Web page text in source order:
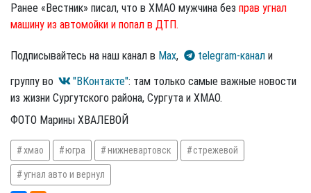
Ранее «Вестник» писал, что в ХМАО мужчина без прав угнал
машину из автомойки и попал в ДТП.
Подписывайтесь на наш канал в Max, telegram-канал и
группу во
"ВКонтакте": там только самые важные новости
из жизни Сургутского района, Сургута и ХМАО.
ФОТО Марины ХВАЛЕВОЙ
хмао югра нижневартовск стрежевой
угнал авто и вернул